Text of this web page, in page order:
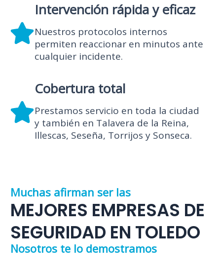
Intervención rápida y eficaz
Nuestros protocolos internos
permiten reaccionar en minutos ante
cualquier incidente.
Cobertura total
Prestamos servicio en toda la ciudad
y también en Talavera de la Reina,
Illescas, Seseña, Torrijos y Sonseca.
Muchas afirman ser las
MEJORES EMPRESAS DE
SEGURIDAD EN TOLEDO
Nosotros te lo demostramos